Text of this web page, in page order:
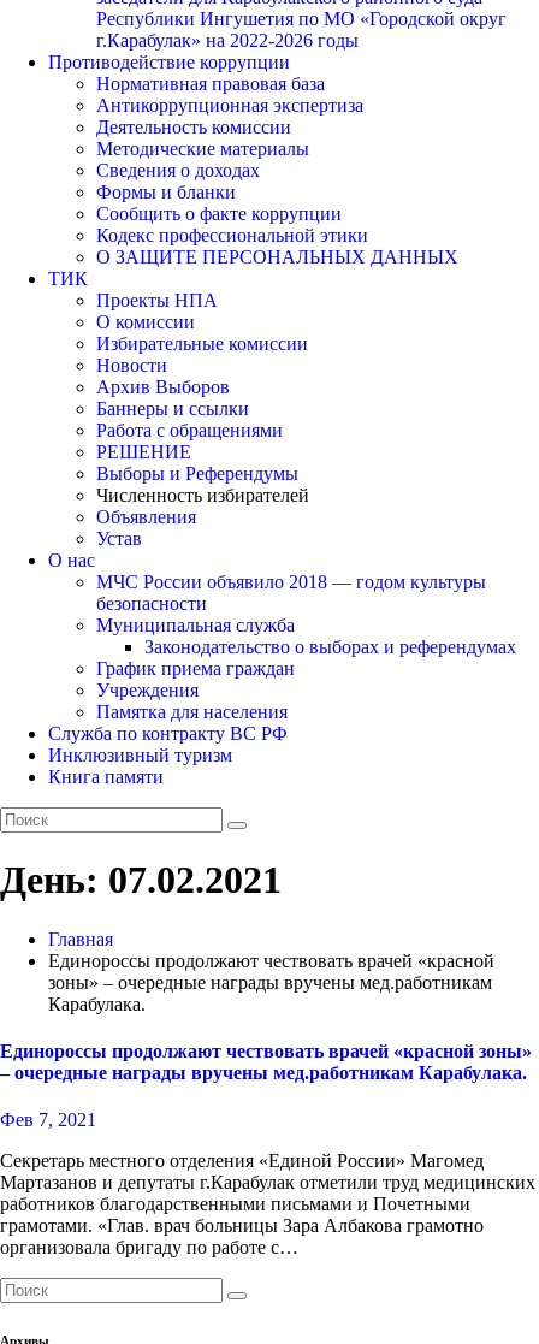
Республики Ингушетия по МО «Городской округ
г.Карабулак» на 2022-2026 годы
Противодействие коррупции
Нормативная правовая база
Антикоррупционная экспертиза
Деятельность комиссии
Методические материалы
Сведения о доходах
Формы и бланки
Сообщить о факте коррупции
Кодекс профессиональной этики
О ЗАЩИТЕ ПЕРСОНАЛЬНЫХ ДАННЫХ
ТИК
Проекты НПА
О комиссии
Избирательные комиссии
Новости
Архив Выборов
Баннеры и ссылки
Работа с обращениями
РЕШЕНИЕ
Выборы и Референдумы
Численность избирателей
Объявления
Устав
О нас
МЧС России объявило 2018 — годом культуры
безопасности
Муниципальная служба
Законодательство о выборах и референдумах
График приема граждан
Учреждения
Памятка для населения
Служба по контракту ВС РФ
Инклюзивный туризм
Книга памяти
День: 07.02.2021
Главная
Единороссы продолжают чествовать врачей «красной
зоны» – очередные награды вручены мед.работникам
Карабулака.
Единороссы продолжают чествовать врачей «красной зоны»
– очередные награды вручены мед.работникам Карабулака.
Фев 7, 2021
Секретарь местного отделения «Единой России» Магомед
Мартазанов и депутаты г.Карабулак отметили труд медицинских
работников благодарственными письмами и Почетными
грамотами. «Глав. врач больницы Зара Албакова грамотно
организовала бригаду по работе с…
Архивы